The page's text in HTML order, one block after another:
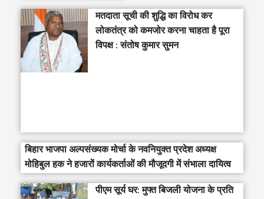
मतदाता सूची की शुद्धि का विरोध कर
लोकतंत्र को कमजोर करना चाहता है पूरा
विपक्ष : संतोष कुमार सुमन
बिहार भाजपा अल्पसंख्यक मोर्चा के नवनियुक्त प्रदेश अध्यक्ष
मोहिबुल हक ने हजारों कार्यकर्ताओं की मौजूदगी में संभाला दायित्व
पीएम सूर्य घर: मुफ्त बिजली योजना के प्रति